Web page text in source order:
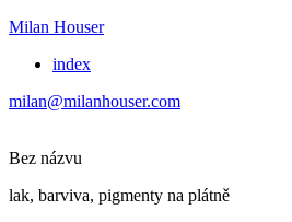
Milan Houser
index
milan@milanhouser.com
Bez názvu
lak, barviva, pigmenty na plátně